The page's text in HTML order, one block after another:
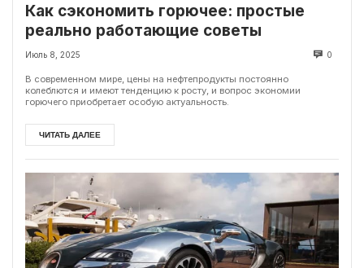
Как сэкономить горючее: простые
реально работающие советы
Июль 8, 2025 0
В современном мире, цены на нефтепродукты постоянно
колеблются и имеют тенденцию к росту, и вопрос экономии
горючего приобретает особую актуальность.
ЧИТАТЬ ДАЛЕЕ